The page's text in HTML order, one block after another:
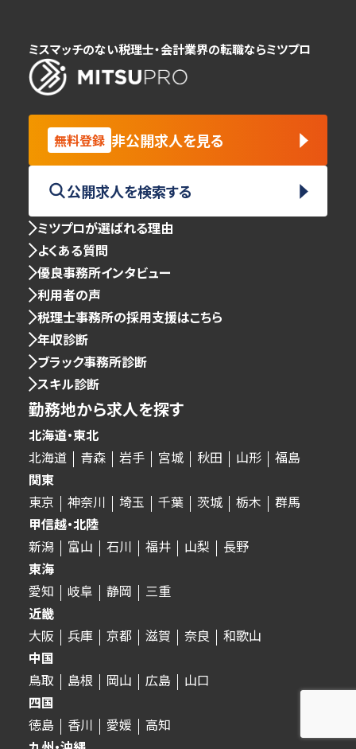
ミスマッチのない税理士・会計業界の転職ならミツプロ
無料登録 非公開求人を見る
公開求人を検索する
ミツプロが選ばれる理由
よくある質問
優良事務所インタビュー
利用者の声
税理士事務所の採用支援はこちら
年収診断
ブラック事務所診断
スキル診断
勤務地から求人を探す
北海道・東北
北海道
青森 岩手 宮城 秋田 山形
福島
関東
東京
神奈川 埼玉 千葉 茨城 栃木
群馬
甲信越・北陸
新潟
富山 石川 福井 山梨
長野
東海
愛知
岐阜 静岡
三重
近畿
大阪
兵庫 京都 滋賀 奈良
和歌山
中国
鳥取
島根 岡山 広島
山口
四国
徳島
香川 愛媛
高知